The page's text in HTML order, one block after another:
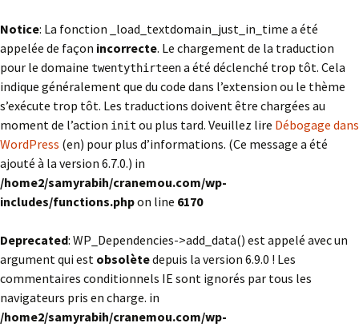
Notice: La fonction _load_textdomain_just_in_time a été
appelée de façon incorrecte. Le chargement de la traduction
pour le domaine twentythirteena été déclenché trop tôt. Cela
indique généralement que du code dans l’extension ou le thème
s’exécute trop tôt. Les traductions doivent être chargées au
moment de l’action init ou plus tard. Veuillez lire Débogage dans
WordPress (en) pour plus d’informations. (Ce message a été
ajouté à la version 6.7.0.) in
/home2/samyrabih/cranemou.com/wp-
includes/functions.phpon line 6170
Deprecated: WP_Dependencies->add_data() est appelé avec un
argument qui est obsolètedepuis la version 6.9.0 ! Les
commentaires conditionnels IE sont ignorés par tous les
navigateurs pris en charge. in
/home2/samyrabih/cranemou.com/wp-